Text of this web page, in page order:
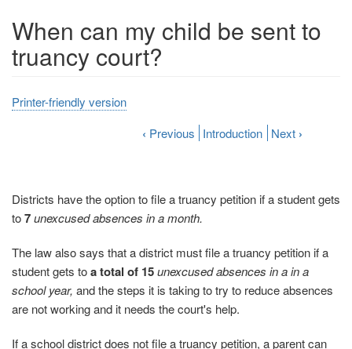
When can my child be sent to
truancy court?
Districts have the option to file a truancy petition if a student gets
to7unexcused absences in a month.
The law also says that a district must file a truancy petition if a
student gets toa total of 15unexcused absences in ain a
school year, and the steps it is taking to try to reduce absences
are not working and it needs the court's help.
If a school district does not file a truancy petition, a parent can
Printer-friendly version
‹ Previous Introduction Next ›